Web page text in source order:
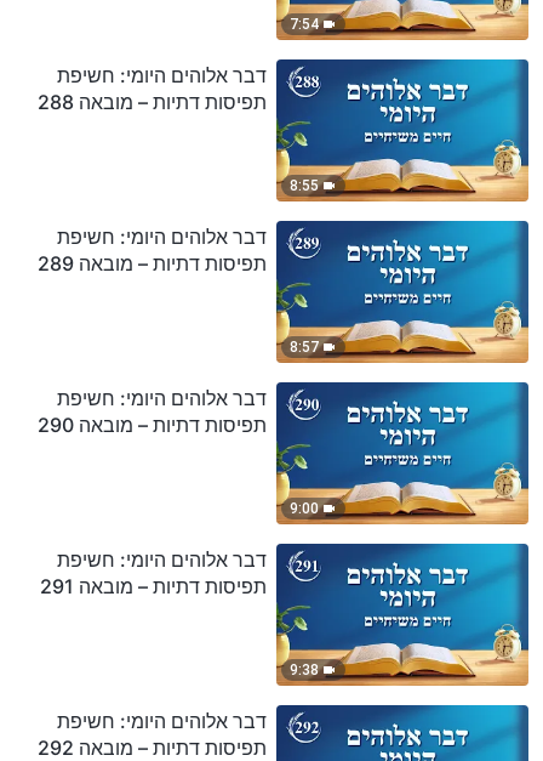
7:54
8:55
דבר אלוהים היומי: חשיפת
תפיסות דתיות – מובאה 288
8:57
דבר אלוהים היומי: חשיפת
תפיסות דתיות – מובאה 289
9:00
דבר אלוהים היומי: חשיפת
תפיסות דתיות – מובאה 290
9:38
דבר אלוהים היומי: חשיפת
תפיסות דתיות – מובאה 291
דבר אלוהים היומי: חשיפת
תפיסות דתיות – מובאה 292